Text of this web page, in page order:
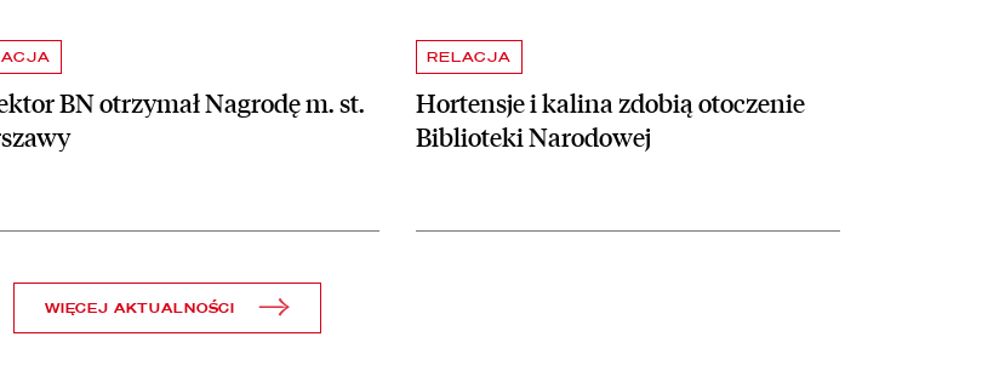
BN otrzymał Nagrodę m. st.
RELACJA
Hortensje i kalina zdobią otoczenie
Biblioteki Narodowej
WIĘCEJ AKTUALNOŚCI